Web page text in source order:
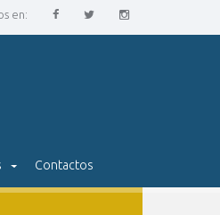
en:
Contactos